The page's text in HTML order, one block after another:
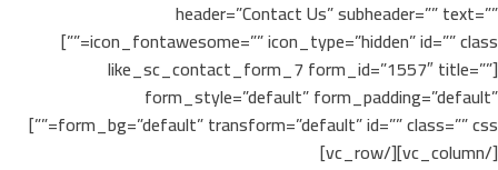
header=”Contact Us” subheader=”” text=””
icon_fontawesome=”” icon_type=”hidden” id=”” class=””]
[like_sc_contact_form_7 form_id=”1557″ title=””
form_style=”default” form_padding=”default”
form_bg=”default” transform=”default” id=”” class=”” css=””]
[/vc_column][/vc_row]